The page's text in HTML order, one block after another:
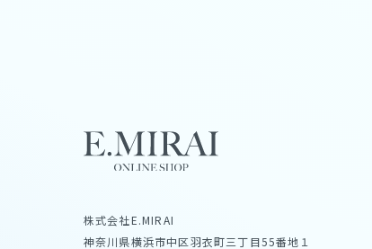
株式会社E.MIRAI
神奈川県横浜市中区羽衣町三丁目55番地１